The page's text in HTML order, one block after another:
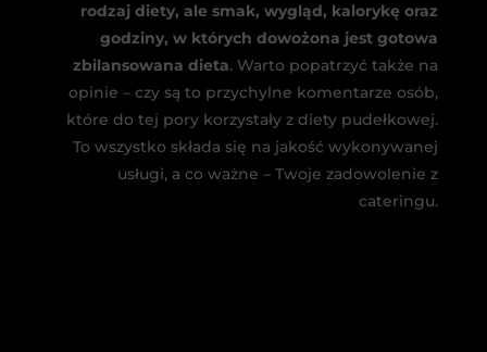
rodzaj diety, ale smak, wygląd, kalorykę oraz
godziny, w których dowożona jest gotowa
zbilansowana dieta. Warto popatrzyć także na
opinie – czy są to przychylne komentarze osób,
które do tej pory korzystały z diety pudełkowej.
To wszystko składa się na jakość wykonywanej
usługi, a co ważne – Twoje zadowolenie z
cateringu.